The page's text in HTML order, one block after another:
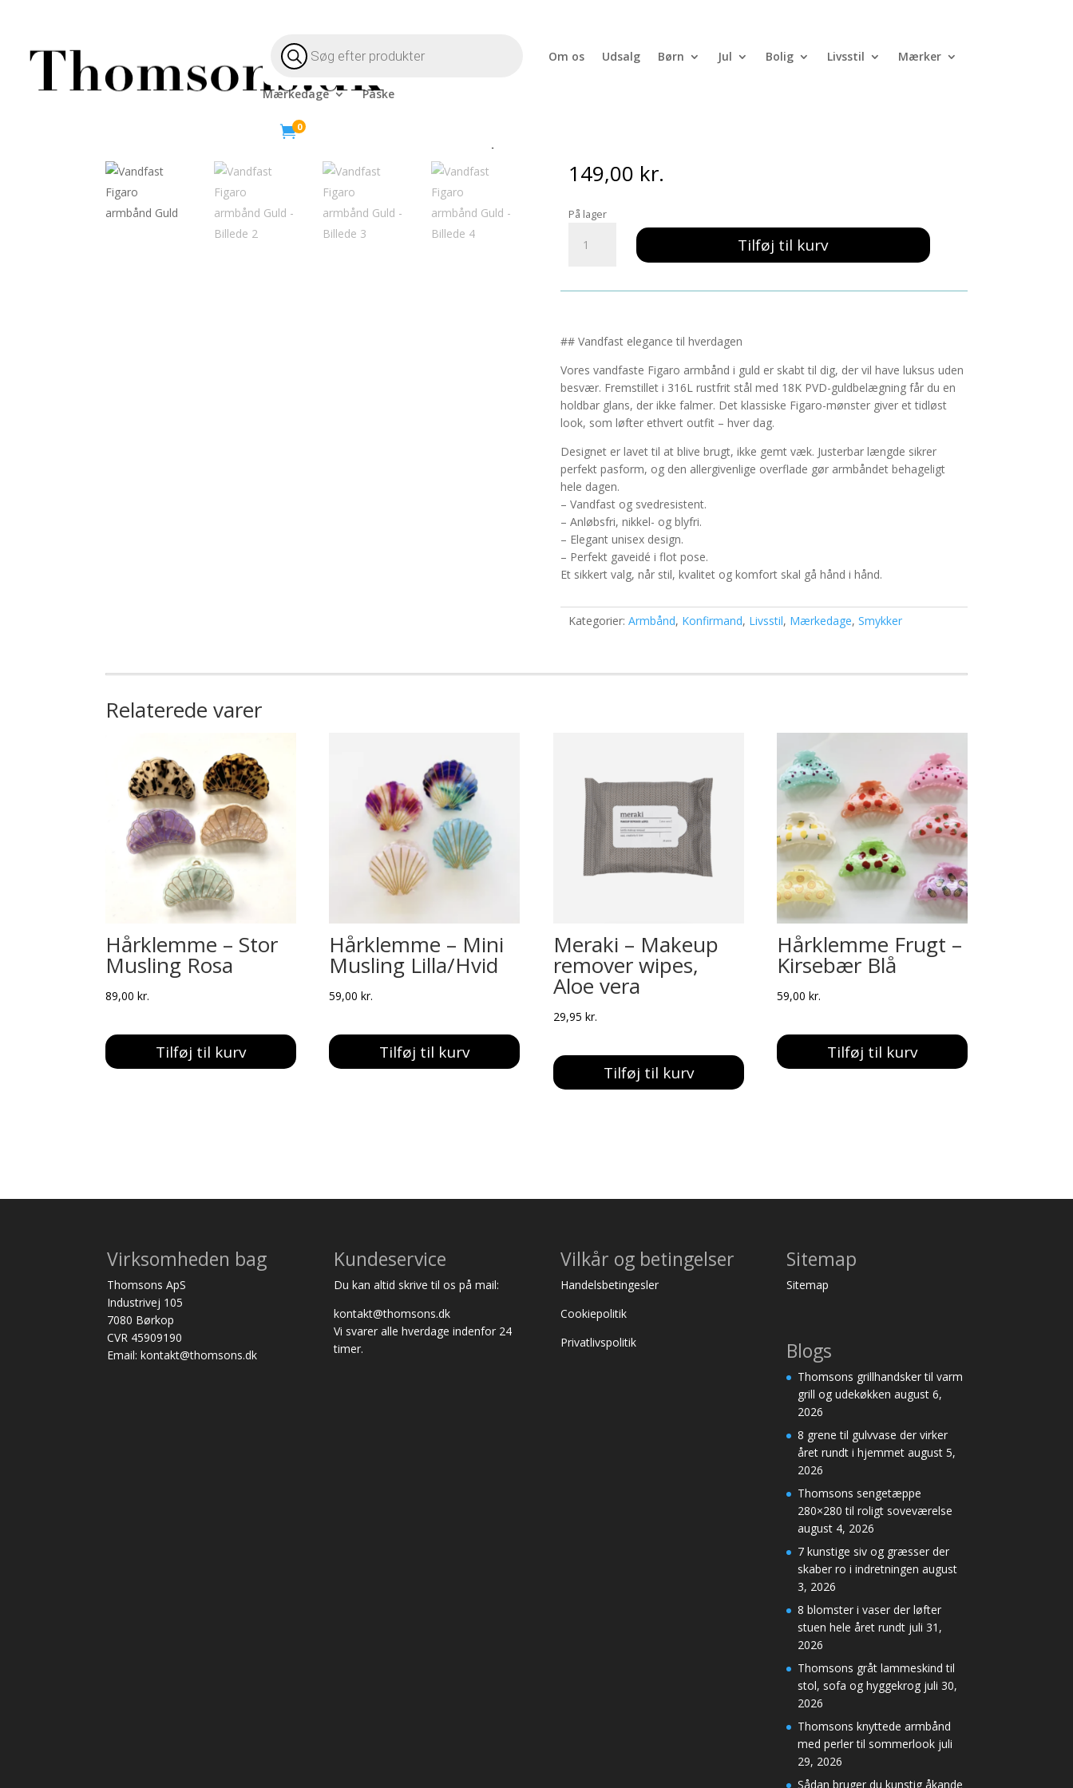
search Om os Udsalg Børn Jul Bolig Livsstil Mærker
Mærkedage Påske
0
Hjem /Livsstil/Smykker Armbånd/ Vandfast Figaro armbånd Guld
149,00 kr.
På lager
Figaro
Tilføj til kurv
## Vandfast elegance til hverdagen
Vores vandfaste Figaro armbånd i guld er skabt til dig, der vil have luksus uden
besvær. Fremstillet i 316L rustfrit stål med 18K PVD-guldbelægning får du en
holdbar glans, der ikke falmer. Det klassiske Figaro-mønster giver et tidløst
look, som løfter ethvert outfit – hver dag.
Designet er lavet til at blive brugt, ikke gemt væk. Justerbar længde sikrer
perfekt pasform, og den allergivenlige overflade gør armbåndet behageligt
hele dagen.
– Vandfast og svedresistent.
– Anløbsfri, nikkel- og blyfri.
– Elegant unisex design.
– Perfekt gaveidé i flot pose.
Et sikkert valg, når stil, kvalitet og komfort skal gå hånd i hånd.
Kategorier: Armbånd, Konfirmand, Livsstil, Mærkedage, Smykker
Relaterede varer
Hårklemme – Stor
Musling Rosa
89,00 kr.
Tilføj til kurv
Hårklemme – Mini
Musling Lilla/Hvid
59,00kr.
Tilføj til kurv
Meraki – Makeup
remover wipes,
Aloe vera
29,95 kr.
Tilføj til kurv
Hårklemme Frugt –
Kirsebær Blå
59,00 kr.
Tilføj til kurv
Virksomheden bag
Thomsons ApS
Industrivej 105
7080 Børkop
CVR 45909190
Email: kontakt@thomsons.dk
Kundeservice
Du kan altid skrive til os på mail:
kontakt@thomsons.dk
Vi svarer alle hverdage indenfor 24
timer.
Vilkår og betingelser
Handelsbetingesler
Cookiepolitik
Privatlivspolitik
Sitemap
Sitemap
Blogs
Thomsons grillhandsker til varm
grill og udekøkken august 6,
2026
8 grene til gulvvase der virker
året rundt i hjemmet august 5,
2026
Thomsons sengetæppe
280×280 til roligt soveværelse
august 4, 2026
7 kunstige siv og græsser der
skaber ro i indretningen august
3, 2026
8 blomster i vaser der løfter
stuen hele året rundt juli 31,
2026
Thomsons gråt lammeskind til
stol, sofa og hyggekrog juli 30,
2026
Thomsons knyttede armbånd
med perler til sommerlook juli
29, 2026
Sådan bruger du kunstig åkande